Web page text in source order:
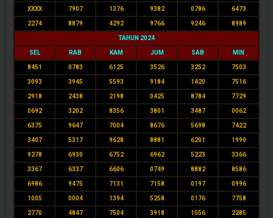
XXXX 7907 1376 9382 0786 6473
2274 8879 4292 9766 9246 8989
TAHUN 2024
SEL RAB KAM JUM SAB MIN
8451 0783 6125 3526 3252 7503
3093 3945 5593 9184 1420 7516
2918 2438 2198 0425 8784 7729
0692 3202 8356 3801 3487 0062
6375 9647 7004 8676 5698 7422
3407 5317 9628 8881 6201 1990
9278 6930 6752 6962 5223 3366
3367 6337 6606 0749 8882 8586
6986 9475 7131 7158 0197 0996
1005 0004 1394 5258 0176 7758
2770 4847 7504 3918 1556 2285